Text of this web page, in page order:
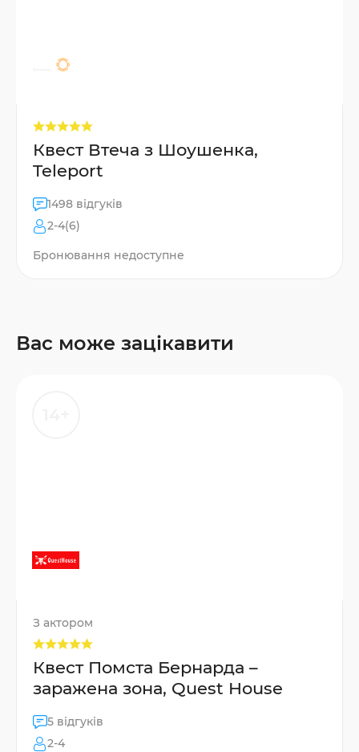
Квест Втеча з Шоушенка,
Teleport
1498 відгуків
2-4(6)
Бронювання недоступне
Вас може зацікавити
З актором
Квест Помста Бернарда –
заражена зона, Quest House
5 відгуків
2-4